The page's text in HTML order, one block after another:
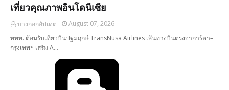
เที่ยวคุณภาพอินโดนีเซีย
บางกอกอัปเดต
August 07, 2026
ททท. ต้อนรับเที่ยวบินปฐมฤกษ์ TransNusa Airlines เส้นทางบินตรงจาการ์ตา–
กรุงเทพฯ เสริม A…